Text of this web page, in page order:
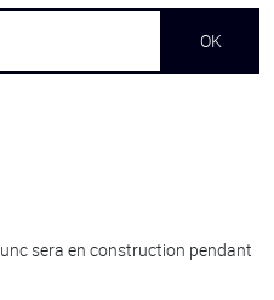
sera en construction pendant